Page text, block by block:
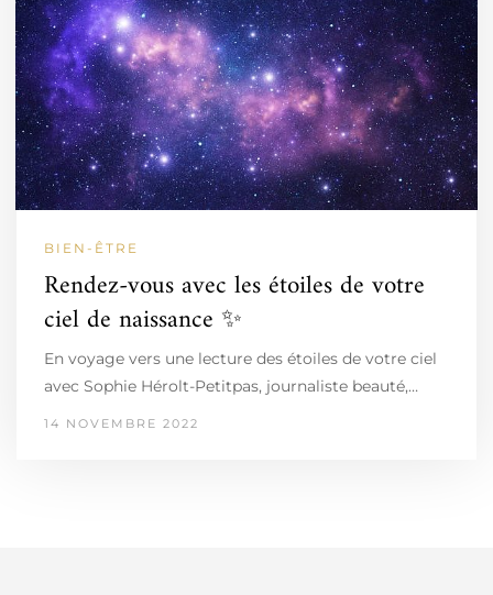
BIEN-ÊTRE
Rendez-vous avec les étoiles de votre
ciel de naissance ✨
En voyage vers une lecture des étoiles de votre ciel
avec Sophie Hérolt-Petitpas, journaliste beauté,…
14 NOVEMBRE 2022